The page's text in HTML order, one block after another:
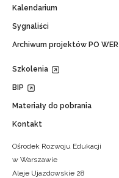
Kalendarium
Sygnaliści
Archiwum projektów PO WER
Szkolenia
BIP
Materiały do pobrania
Kontakt
Ośrodek Rozwoju Edukacji
w Warszawie
Aleje Ujazdowskie 28